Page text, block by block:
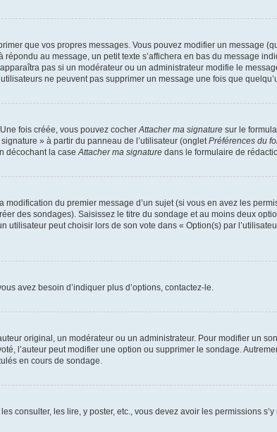
que vos propres messages. Vous pouvez modifier un message
au message, un petit texte s’affichera en bas du message
pas si un modérateur ou un administrateur modifie le
ne peuvent pas supprimer un message une fois que
fois créée, vous pouvez cocherAttacher ma signature sur le
» à partir du panneau de l’utilisateur (ongletPréférences du
décochant la caseAttacher ma signature dans le formulaire de
du premier message d’un sujet (si vous en avez les
des sondages). Saisissez le titre du sondage et au moins deux
utilisateur peut choisir lors de son vote dans « Option(s) par
avez besoin d’indiquer plus d’options, contactez-le.
original, un modérateur ou un administrateur. Pour modifier un
l’auteur peut modifier une option ou supprimer le sondage.
en cours de sondage.
consulter, les lire, y poster, etc., vous devez avoir les permissions